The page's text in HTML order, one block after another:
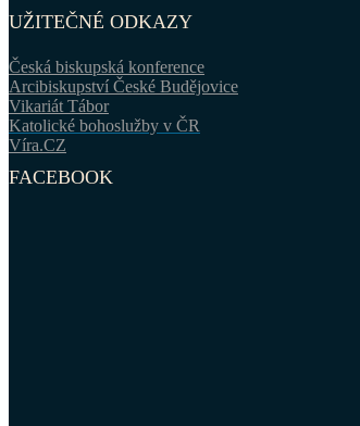
UŽITEČNÉ ODKAZY
Česká biskupská konference
Arcibiskupství České Budějovice
Vikariát Tábor
Katolické bohoslužby v ČR
Víra.CZ
FACEBOOK